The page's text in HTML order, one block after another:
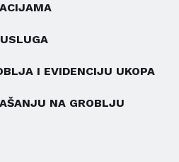
I EVIDENCIJU UKOPA
NA GROBLJU